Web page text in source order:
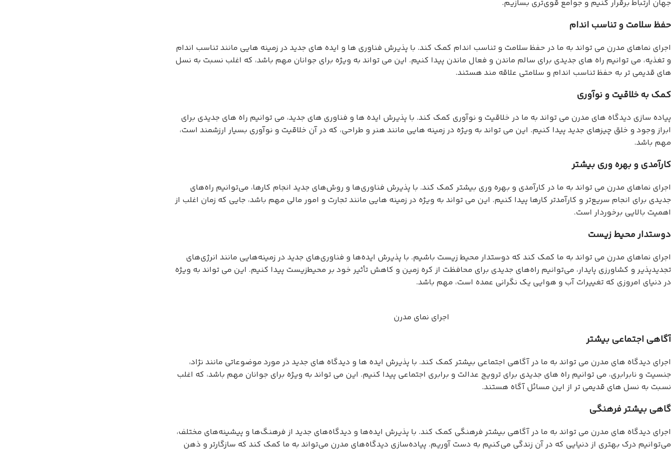
جهان ارتباط برقرار کنیم و جوامع قوی‌تری بسازیم.
حفظ سلامت و تناسب اندام
اجرای نماهای مدرن می تواند به ما در حفظ سلامت و تناسب اندام کمک کند. با پذیرش فناوری ها و ایده های جدید در زمینه هایی مانند تناسب اندام
و تغذیه، می توانیم راه های جدیدی برای سالم ماندن و فعال ماندن پیدا کنیم. این می تواند به ویژه برای جوانان مهم باشد، که اغلب نسبت به نسل
های قدیمی تر به حفظ تناسب اندام و سلامتی علاقه مند هستند.
کمک به خلاقیت و نوآوری
پیاده سازی دیدگاه های مدرن می تواند به ما در خلاقیت و نوآوری کمک کند. با پذیرش ایده ها و فناوری های جدید، می توانیم راه های جدیدی برای
ابراز وجود و خلق چیزهای جدید پیدا کنیم. این می تواند به ویژه در زمینه هایی مانند هنر و طراحی، که در آن خلاقیت و نوآوری بسیار ارزشمند است،
مهم باشد.
کارآمدی و بهره وری بیشتر
اجرای نماهای مدرن می تواند به ما در کارآمدی و بهره وری بیشتر کمک کند. با پذیرش فناوری‌ها و روش‌های جدید انجام کارها، می‌توانیم راه‌های
جدیدی برای انجام سریع‌تر و کارآمدتر کارها پیدا کنیم. این می تواند به ویژه در زمینه هایی مانند تجارت و امور مالی مهم باشد، جایی که زمان اغلب از
اهمیت بالایی برخوردار است.
دوستدار محیط زیست
اجرای نماهای مدرن می تواند به ما کمک کند که دوستدار محیط زیست باشیم. با پذیرش ایده‌ها و فناوری‌های جدید در زمینه‌هایی مانند انرژی‌های
تجدیدپذیر و کشاورزی پایدار، می‌توانیم راه‌های جدیدی برای محافظت از کره زمین و کاهش تأثیر خود بر محیط‌زیست پیدا کنیم. این می تواند به ویژه
در دنیای امروزی که تغییرات آب و هوایی یک نگرانی عمده است، مهم باشد.
اجرای نمای مدرن
آگاهی اجتماعی بیشتر
اجرای دیدگاه های مدرن می تواند به ما در آگاهی اجتماعی بیشتر کمک کند. با پذیرش ایده ها و دیدگاه های جدید در مورد موضوعاتی مانند نژاد،
جنسیت و نابرابری، می توانیم راه های جدیدی برای ترویج عدالت و برابری اجتماعی پیدا کنیم. این می تواند به ویژه برای جوانان مهم باشد، که اغلب
نسبت به نسل های قدیمی تر از این مسائل آگاه هستند.
گاهی بیشتر فرهنگی
اجرای دیدگاه های مدرن می تواند به ما در آگاهی بیشتر فرهنگی کمک کند. با پذیرش ایده‌ها و دیدگاه‌های جدید از فرهنگ‌ها و پیشینه‌های مختلف،
می‌توانیم درک بهتری از دنیایی که در آن زندگی می‌کنیم به دست آوریم. پیاده‌سازی دیدگاه‌های مدرن می‌تواند به ما کمک کند که سازگارتر و ذهن